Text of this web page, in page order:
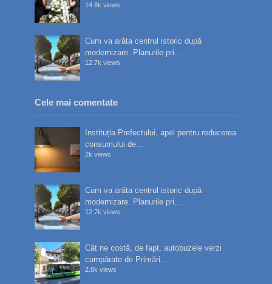
14.8k views
Cum va arăta centrul istoric după
modernizare. Planurile pri...
12.7k views
Cele mai comentate
Instituția Prefectului, apel pentru reducerea
consumului de...
2k views
Cum va arăta centrul istoric după
modernizare. Planurile pri...
12.7k views
Cât ne costă, de fapt, autobuzele verzi
cumpărate de Primări...
2.8k views